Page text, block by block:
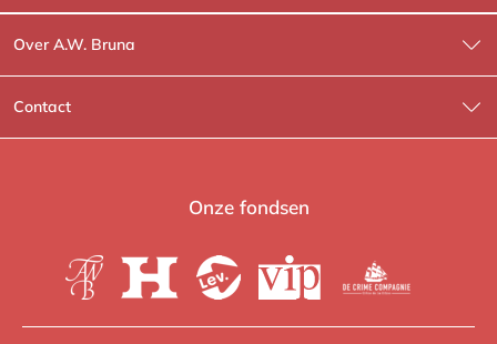
Over A.W. Bruna
Wat wij doen
Wie is Wie?
Heartbeat
Contact
Contactinformatie
Voor de boekhandels
Onze fondsen